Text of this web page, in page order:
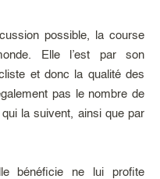
possible, la course
Elle l’est par son
et donc la qualité des
pas le nombre de
la suivent, ainsi que par
bénéficie ne lui profite